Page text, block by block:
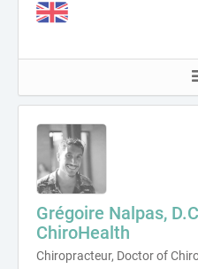
Grégoire Nalpas,
ChiroHealth
Chiropracteur, Doctor of